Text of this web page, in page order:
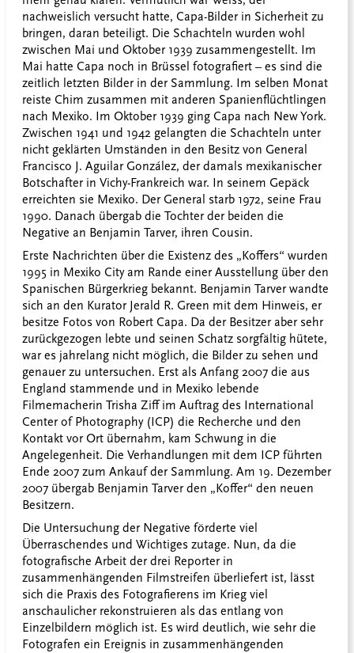
nachweislich versucht hatte, Capa-Bilder in Sicherheit zu
bringen, daran beteiligt. Die Schachteln wurden wohl
zwischen Mai und Oktober 1939 zusammengestellt. Im
Mai hatte Capa noch in Brüssel fotografiert – es sind die
zeitlich letzten Bilder in der Sammlung. Im selben Monat
reiste Chim zusammen mit anderen Spanienflüchtlingen
nach Mexiko. Im Oktober 1939 ging Capa nach New York.
Zwischen 1941 und 1942 gelangten die Schachteln unter
nicht geklärten Umständen in den Besitz von General
Francisco J. Aguilar González, der damals mexikanischer
Botschafter in Vichy-Frankreich war. In seinem Gepäck
erreichten sie Mexiko. Der General starb 1972, seine Frau
1990. Danach übergab die Tochter der beiden die
Negative an Benjamin Tarver, ihren Cousin.
Erste Nachrichten über die Existenz des „Koffers“ wurden
1995 in Mexiko City am Rande einer Ausstellung über den
Spanischen Bürgerkrieg bekannt. Benjamin Tarver wandte
sich an den Kurator Jerald R. Green mit dem Hinweis, er
besitze Fotos von Robert Capa. Da der Besitzer aber sehr
zurückgezogen lebte und seinen Schatz sorgfältig hütete,
war es jahrelang nicht möglich, die Bilder zu sehen und
genauer zu untersuchen. Erst als Anfang 2007 die aus
England stammende und in Mexiko lebende
Filmemacherin Trisha Ziff im Auftrag des International
Center of Photography (ICP) die Recherche und den
Kontakt vor Ort übernahm, kam Schwung in die
Angelegenheit. Die Verhandlungen mit dem ICP führten
Ende 2007 zum Ankauf der Sammlung. Am 19. Dezember
2007 übergab Benjamin Tarver den „Koffer“ den neuen
Besitzern.
Die Untersuchung der Negative förderte viel
Überraschendes und Wichtiges zutage. Nun, da die
fotografische Arbeit der drei Reporter in
zusammenhängenden Filmstreifen überliefert ist, lässt
sich die Praxis des Fotografierens im Krieg viel
anschaulicher rekonstruieren als das entlang von
Einzelbildern möglich ist. Es wird deutlich, wie sehr die
Fotografen ein Ereignis in zusammenhängenden